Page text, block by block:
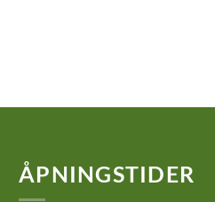
ÅPNINGSTIDER